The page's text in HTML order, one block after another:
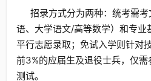
招录方式分为两种：统考需
语、大学语文/高等数学）和专业
平行志愿录取；免试入学则针对
前3%的应届生及退役士兵，仅
测试。